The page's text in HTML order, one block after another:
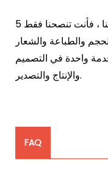
5 مخصص: يتم تخصيص معظم منتجاتنا ، فأنت تنصحنا فقط
والطباعة والشعار
واحدة في التصميم
والإنتاج والتصدير.
FAQ